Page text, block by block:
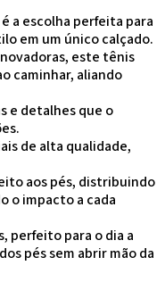
a escolha perfeita para
em um único calçado.
este tênis
caminhar, aliando
e detalhes que o
de alta qualidade,
aos pés, distribuindo
o impacto a cada
perfeito para o dia a
pés sem abrir mão da